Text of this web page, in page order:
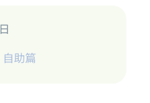
自助篇